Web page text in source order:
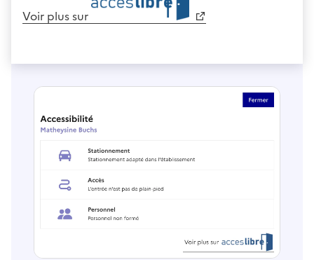
Voir plus sur